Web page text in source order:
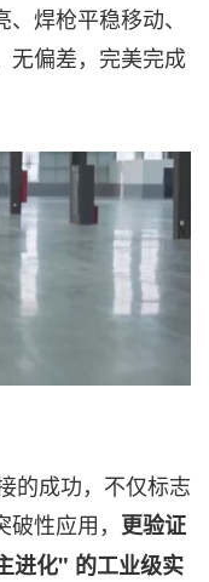
焊枪平稳移动、
无偏差，完美完成
的成功，不仅标志
性应用， 更验证
进化" 的工业级实